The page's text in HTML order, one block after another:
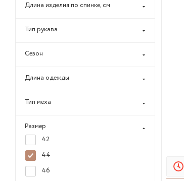
Длина изделия по спинке, см
Тип рукава
Сезон
Длина одежды
Тип меха
Размер
42
44
46